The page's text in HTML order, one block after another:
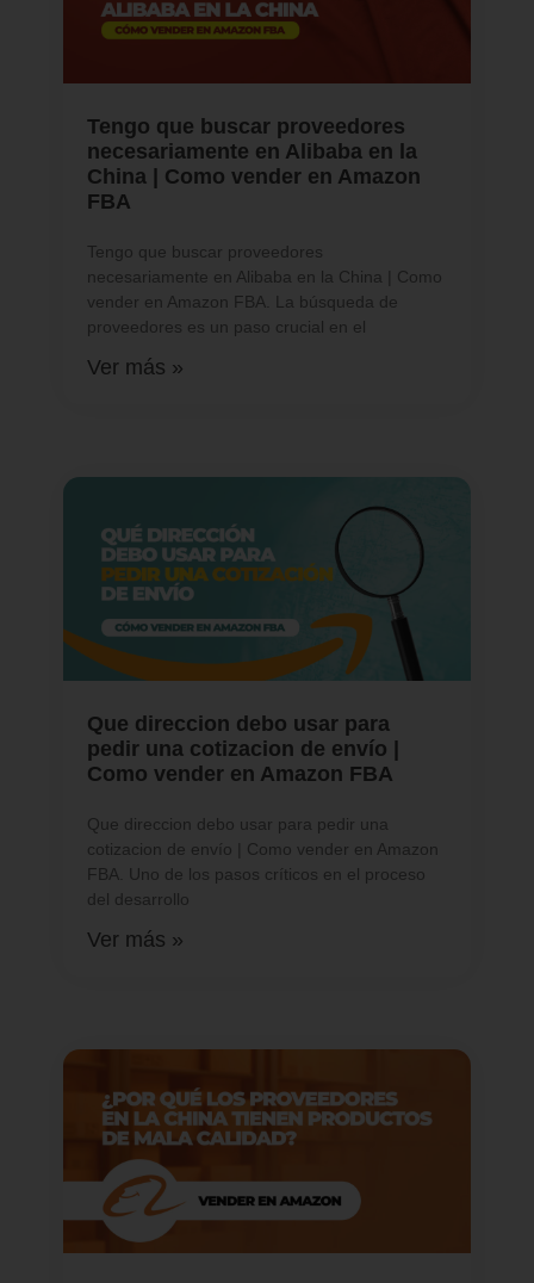
Tengo que buscar proveedores
necesariamente en Alibaba en la
China | Como vender en Amazon
FBA
Tengo que buscar proveedores
necesariamente en Alibaba en la China | Como
vender en Amazon FBA. La búsqueda de
proveedores es un paso crucial en el
Ver más »
Que direccion debo usar para
pedir una cotizacion de envío |
Como vender en Amazon FBA
Que direccion debo usar para pedir una
cotizacion de envío | Como vender en Amazon
FBA. Uno de los pasos críticos en el proceso
del desarrollo
Ver más »